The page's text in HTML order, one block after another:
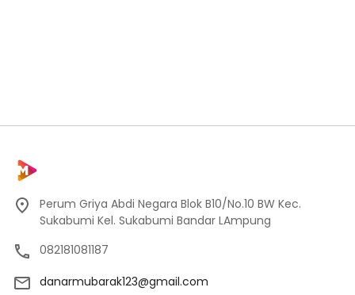
Perum Griya Abdi Negara Blok B10/No.10 BW Kec.
Sukabumi Kel. Sukabumi Bandar LAmpung
082181081187
danarmubarak123@gmail.com